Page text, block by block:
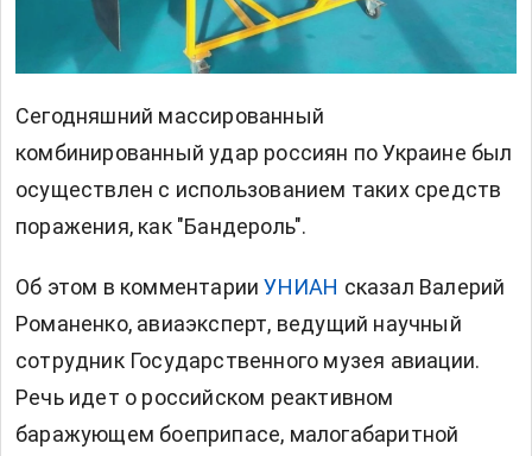
Сегодняшний массированный
комбинированный удар россиян по Украине был
осуществлен с использованием таких средств
поражения, как "Бандероль".
Об этом в комментарииУНИАН сказал Валерий
Романенко, авиаэксперт, ведущий научный
сотрудник Государственного музея авиации.
Речь идет о российском реактивном
баражующем боеприпасе, малогабаритной